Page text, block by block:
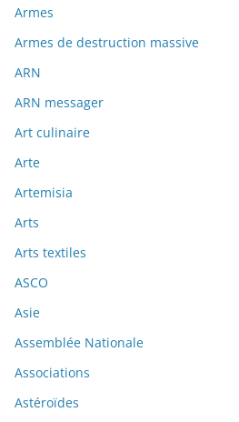
Armes
Armes de destruction massive
ARN
ARN messager
Art culinaire
Arte
Artemisia
Arts
Arts textiles
ASCO
Asie
Assemblée Nationale
Associations
Astéroïdes